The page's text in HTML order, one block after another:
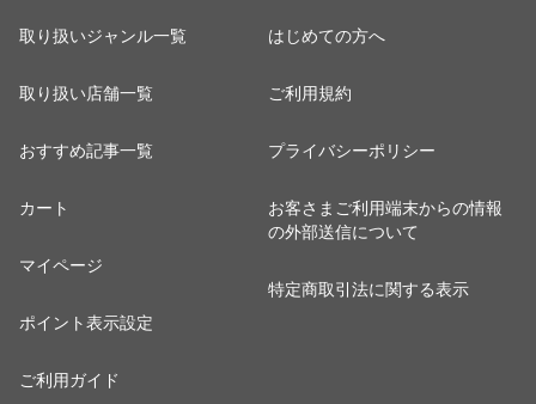
取り扱いジャンル一覧
取り扱い店舗一覧
おすすめ記事一覧
カート
マイページ
ポイント表示設定
ご利用ガイド
はじめての方へ
ご利用規約
プライバシーポリシー
お客さまご利用端末からの情報
の外部送信について
特定商取引法に関する表示